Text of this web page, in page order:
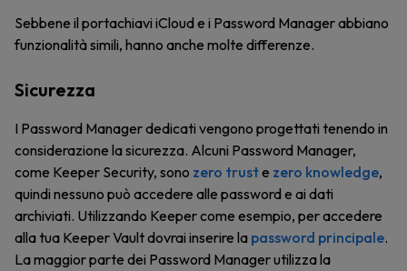
Sebbene il portachiavi iCloud e i Password Manager abbiano
funzionalità simili, hanno anche molte differenze.
Sicurezza
I Password Manager dedicati vengono progettati tenendo in
considerazione la sicurezza. Alcuni Password Manager,
come Keeper Security, sono zero truste zero knowledge,
quindi nessuno può accedere alle password e ai dati
archiviati. Utilizzando Keeper come esempio, per accedere
alla tua Keeper Vault dovrai inserire la password principale.
La maggior parte dei Password Manager utilizza la